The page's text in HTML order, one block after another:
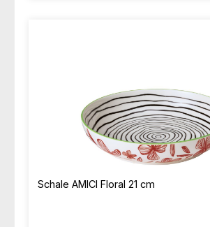
Schale AMICI Floral 21 cm